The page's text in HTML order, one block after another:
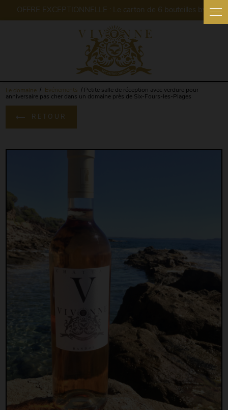
Le domaine Evénements
Petite salle de réception avec verdure pour
anniversaire pas cher dans un domaine près de Six-Fours-les-Plages
RETOUR